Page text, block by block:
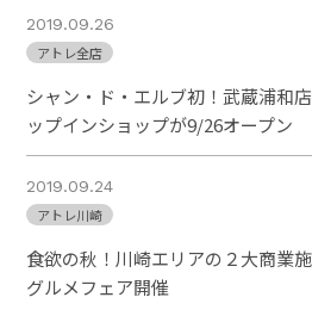
2019.09.26
アトレ全店
シャン・ド・エルブ初！武蔵浦和
ップインショップが9/26オープン
2019.09.24
アトレ川崎
食欲の秋！川崎エリアの２大商業
グルメフェア開催